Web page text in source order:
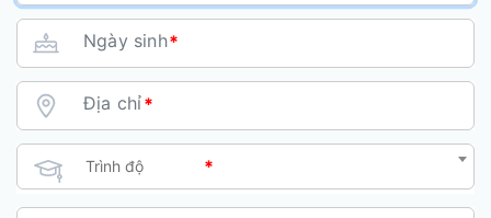
Ngày sinh*
Địa chỉ*
Chọn Trình độ *
Trình độ